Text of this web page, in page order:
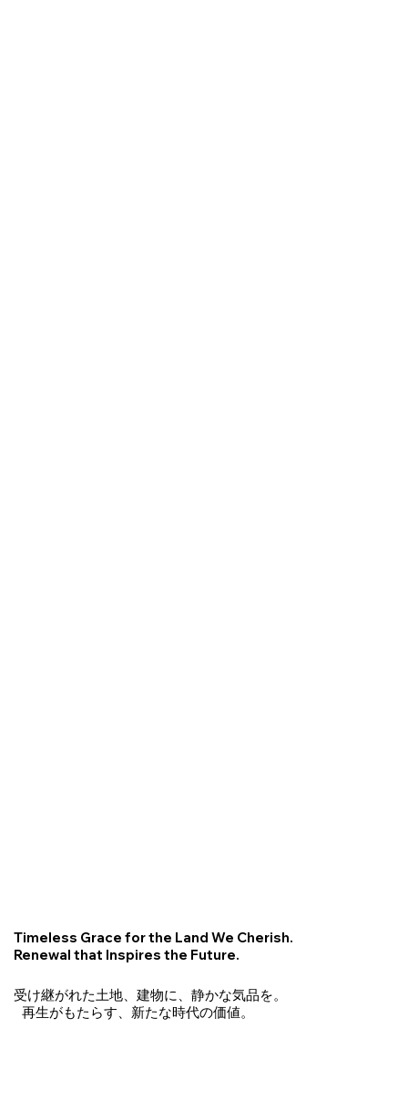
Timeless Grace for the Land We Cherish.
Renewal that Inspires the Future.
受け継がれた土地、建物に、静かな気品を。
再生がもたらす、新たな時代の価値。